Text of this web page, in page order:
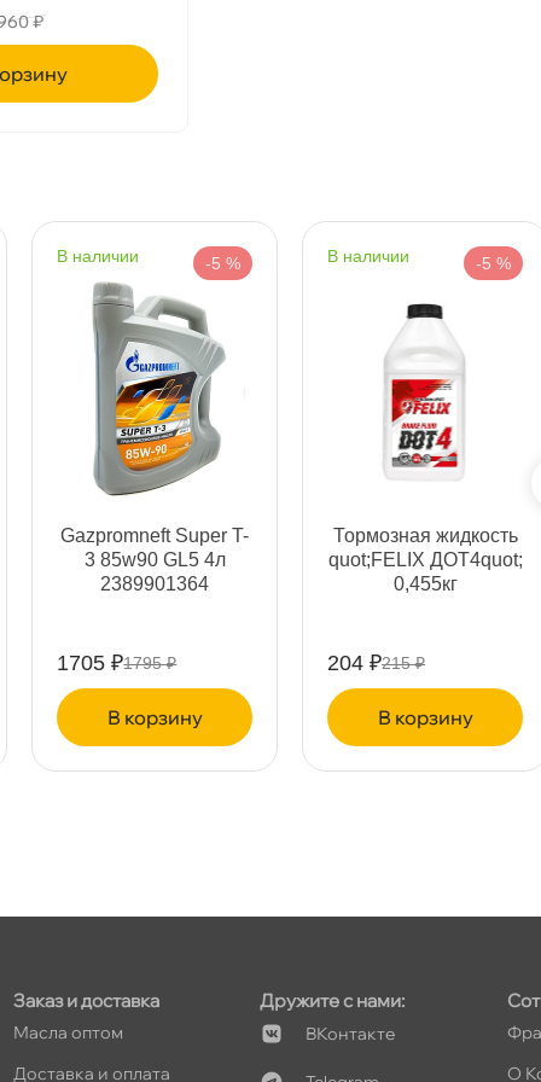
₽
наличии -5 %
Gazpromneft Super T-
3 85w90 GL5 4л
2389901364
1705 ₽1795 ₽
корзину
наличии -5 %
Тормозная жидкость
quot;FELIX ДОТ4quot;
0,455к
204 ₽215 ₽
корзину
Заказ и доставка
Масла оптом
Доставка и оплата
Дружите с нами:
Контакте
О